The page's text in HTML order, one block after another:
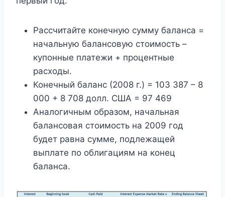
Рассчитайте конечную сумму баланса =
начальную балансовую стоимость –
купонные платежи + процентные
расходы.
Конечный баланс (2008 г.) = 103 387 – 8
000 + 8 708 долл. США = 97 469
Аналогичным образом, начальная
балансовая стоимость на 2009 год
будет равна сумме, подлежащей
выплате по облигациям на конец
баланса.